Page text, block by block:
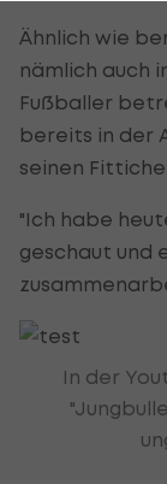
Ähnlich wie
nämlich auch
Fußballer
bereits in der
seinen
"Ich habe
geschaut und
In der